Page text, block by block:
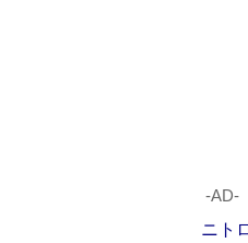
‐AD‐
ニト